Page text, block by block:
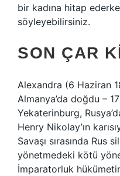
bir kadına hitap
söyleyebilirsiniz.
SON ÇAR
Alexandra (6 Haziran
Almanya’da doğdu –
Yekaterinburg,
Henry Nikolay’ın
Savaşı sırasında Rus
yönetmedeki kötü
İmparatorluk